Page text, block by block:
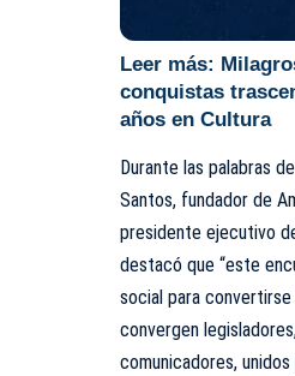
Leer más:
conquistas
años en Cultura
Durante las palabras
Santos, fundador de
presidente ejecutivo
destacó que “este
social para
convergen
comunicadores,